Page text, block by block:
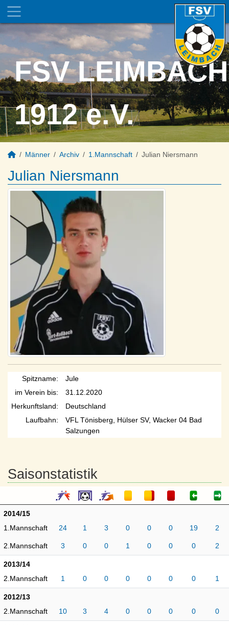
FSV LEIMBACH
1912 e.V.
Männer Archiv 1.Mannschaft Julian Niersmann
Julian Niersmann
Spitzname:
Jule
im Verein bis:
31.12.2020
Herkunftsland:
Deutschland
Laufbahn:
VFL Tönisberg, Hülser SV, Wacker 04 Bad
Salzungen
Saisonstatistik
2014/15
1.Mannschaft
24 1 3 0 0 0 19 2
2.Mannschaft 3 0 0 1 0 0 0 2
2013/14
2.Mannschaft
1 0 0 0 0 0 0 1
2012/13
2.Mannschaft
10 3 4 0 0 0 0 0